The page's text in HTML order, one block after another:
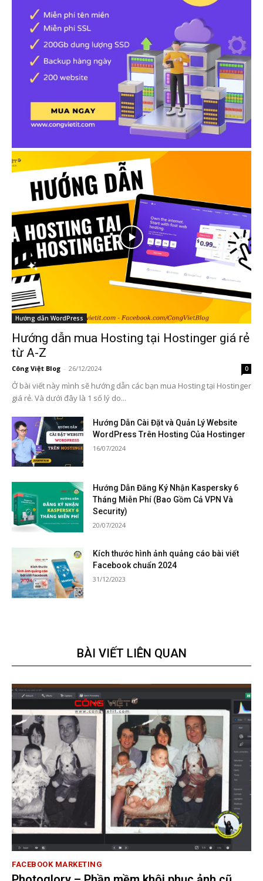
Hướng dẫn WordPress
Hướng dẫn mua Hosting tại Hostinger giá rẻ
từ A-Z
Công Việt Blog - 26/12/2024 0
Ở bài viết này mình sẽ hướng dẫn các bạn mua Hosting tại Hostinger
giá rẻ. Và dưới đây là 1 số lý do...
Hướng Dẫn Cài Đặt và Quản Lý Website
WordPress Trên Hosting Của Hostinger
16/07/2024
Hướng Dẫn Đăng Ký Nhận Kaspersky 6
Tháng Miễn Phí (Bao Gồm Cả VPN Và
Security)
20/07/2024
Kích thước hình ảnh quảng cáo bài viết
Facebook chuẩn 2024
31/12/2023
BÀI VIẾT LIÊN QUAN
FACEBOOK MARKETING